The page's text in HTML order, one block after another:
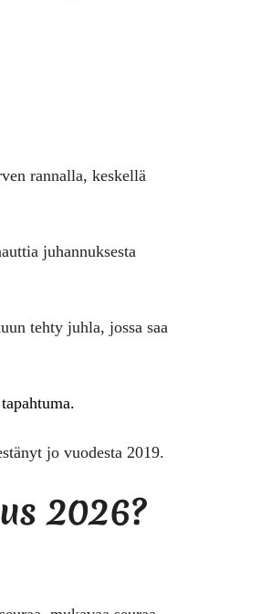
rannalla, keskellä
juhannuksesta
tehty juhla, jossa saa
jo vuodesta 2019.
2026?